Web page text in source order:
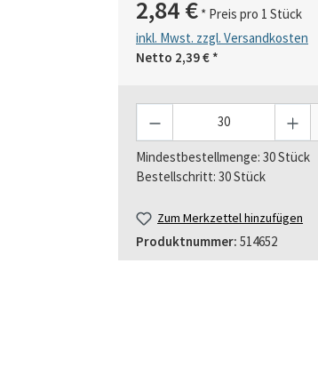
2,84 € * Preis pro 1 Stück
inkl. Mwst. zzgl. Versandkosten
Netto 2,39 € *
Mindestbestellmenge: 30 Stück
Bestellschritt: 30 Stück
Zum Merkzettel hinzufügen
Produktnummer: 514652